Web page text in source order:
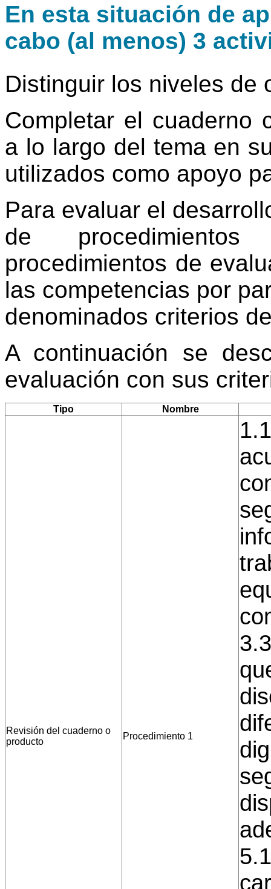
En esta situación de
cabo (al menos) 3
Distinguir los niveles de
Completar el cuaderno
a lo largo del tema en
utilizados como apoyo
Para evaluar el
de
procedimientos de
las competencias por
denominados criterios
A continuación se
evaluación con sus
Tipo Nombre
Revisión del cuaderno o
producto
Procedimiento 1